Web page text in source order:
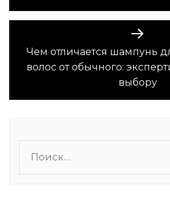
запись:
Чем отличается шампунь
волос от обычного:
выбору